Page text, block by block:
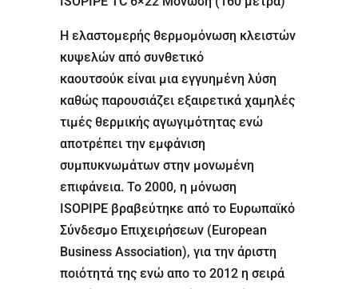
Η ελαστομερής θερμομόνωση κλειστών
κυψελών από συνθετικό
καουτσούκ είναι μια εγγυημένη λύση
καθώς παρουσιάζει εξαιρετικά χαμηλές
τιμές θερμικής αγωγιμότητας ενώ
αποτρέπει την εμφάνιση
συμπυκνωμάτων στην μονωμένη
επιφάνεια. Το 2000, η μόνωση
ISOPIPE βραβεύτηκε από το Ευρωπαϊκό
Σύνδεσμο Επιχειρήσεων (European
Business Association), για την άριστη
ποιότητά της ενώ απο το 2012 η σειρά